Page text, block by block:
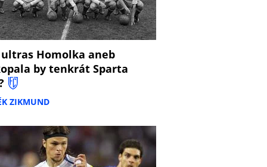
ultras Homolka aneb
by tenkrát Sparta
ZIKMUND